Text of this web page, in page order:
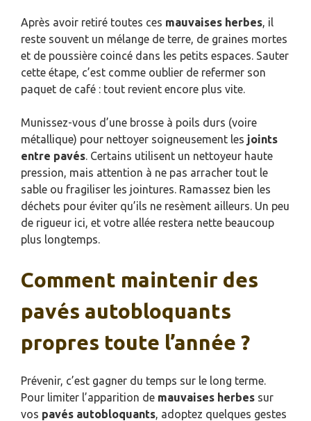
Après avoir retiré toutes ces mauvaises herbes, il
reste souvent un mélange de terre, de graines mortes
et de poussière coincé dans les petits espaces. Sauter
cette étape, c’est comme oublier de refermer son
paquet de café : tout revient encore plus vite.
Munissez-vous d’une brosse à poils durs (voire
métallique) pour nettoyer soigneusement les joints
entre pavés. Certains utilisent un nettoyeur haute
pression, mais attention à ne pas arracher tout le
sable ou fragiliser les jointures. Ramassez bien les
déchets pour éviter qu’ils ne resèment ailleurs. Un peu
de rigueur ici, et votre allée restera nette beaucoup
plus longtemps.
Comment maintenir des
pavés autobloquants
propres toute l’année ?
Prévenir, c’est gagner du temps sur le long terme.
Pour limiter l’apparition de mauvaises herbes sur
vos pavés autobloquants, adoptez quelques gestes